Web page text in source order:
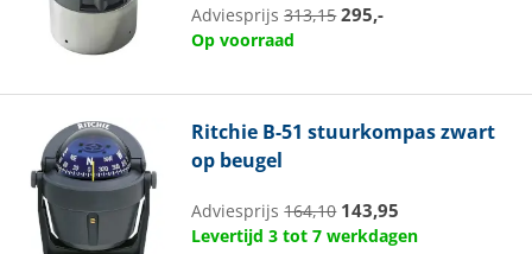
Adviesprijs313,15 295,-
Op voorraad
Ritchie B-51 stuurkompas zwart
op beugel
Adviesprijs164,10 143,95
Levertijd 3 tot 7 werkdagen